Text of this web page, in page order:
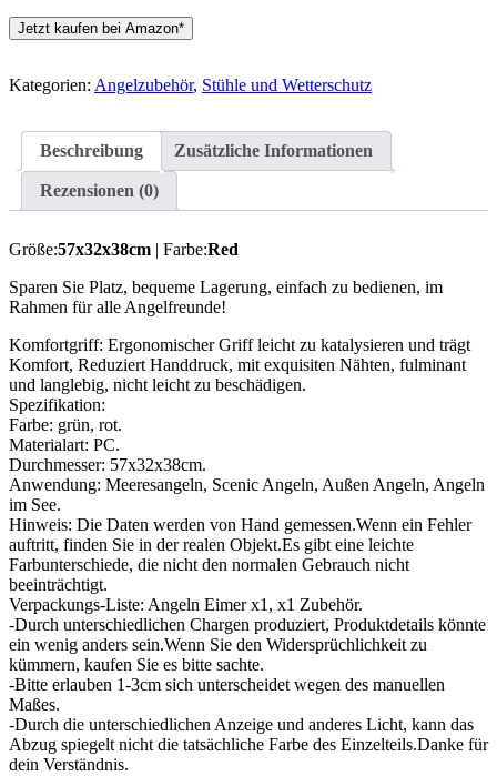
Jetzt kaufen bei Amazon*
Kategorien: Angelzubehör, Stühle und Wetterschutz
Beschreibung Zusätzliche Informationen
Rezensionen (0)
Größe:57x32x38cm | Farbe:Red
Sparen Sie Platz, bequeme Lagerung, einfach zu bedienen, im
Rahmen für alle Angelfreunde!
Komfortgriff: Ergonomischer Griff leicht zu katalysieren und trägt
Komfort, Reduziert Handdruck, mit exquisiten Nähten, fulminant
und langlebig, nicht leicht zu beschädigen.
Spezifikation:
Farbe: grün, rot.
Materialart: PC.
Durchmesser: 57x32x38cm.
Anwendung: Meeresangeln, Scenic Angeln, Außen Angeln, Angeln
im See.
Hinweis: Die Daten werden von Hand gemessen.Wenn ein Fehler
auftritt, finden Sie in der realen Objekt.Es gibt eine leichte
Farbunterschiede, die nicht den normalen Gebrauch nicht
beeinträchtigt.
Verpackungs-Liste: Angeln Eimer x1, x1 Zubehör.
-Durch unterschiedlichen Chargen produziert, Produktdetails könnte
ein wenig anders sein.Wenn Sie den Widersprüchlichkeit zu
kümmern, kaufen Sie es bitte sachte.
-Bitte erlauben 1-3cm sich unterscheidet wegen des manuellen
Maßes.
-Durch die unterschiedlichen Anzeige und anderes Licht, kann das
Abzug spiegelt nicht die tatsächliche Farbe des Einzelteils.Danke für
dein Verständnis.